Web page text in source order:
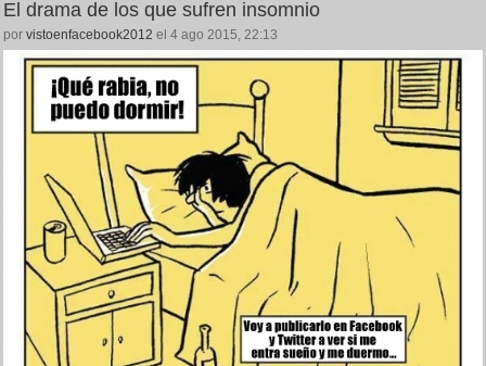
El drama de los que sufren insomnio
por vistoenfacebook2012 el 4 ago 2015, 22:13